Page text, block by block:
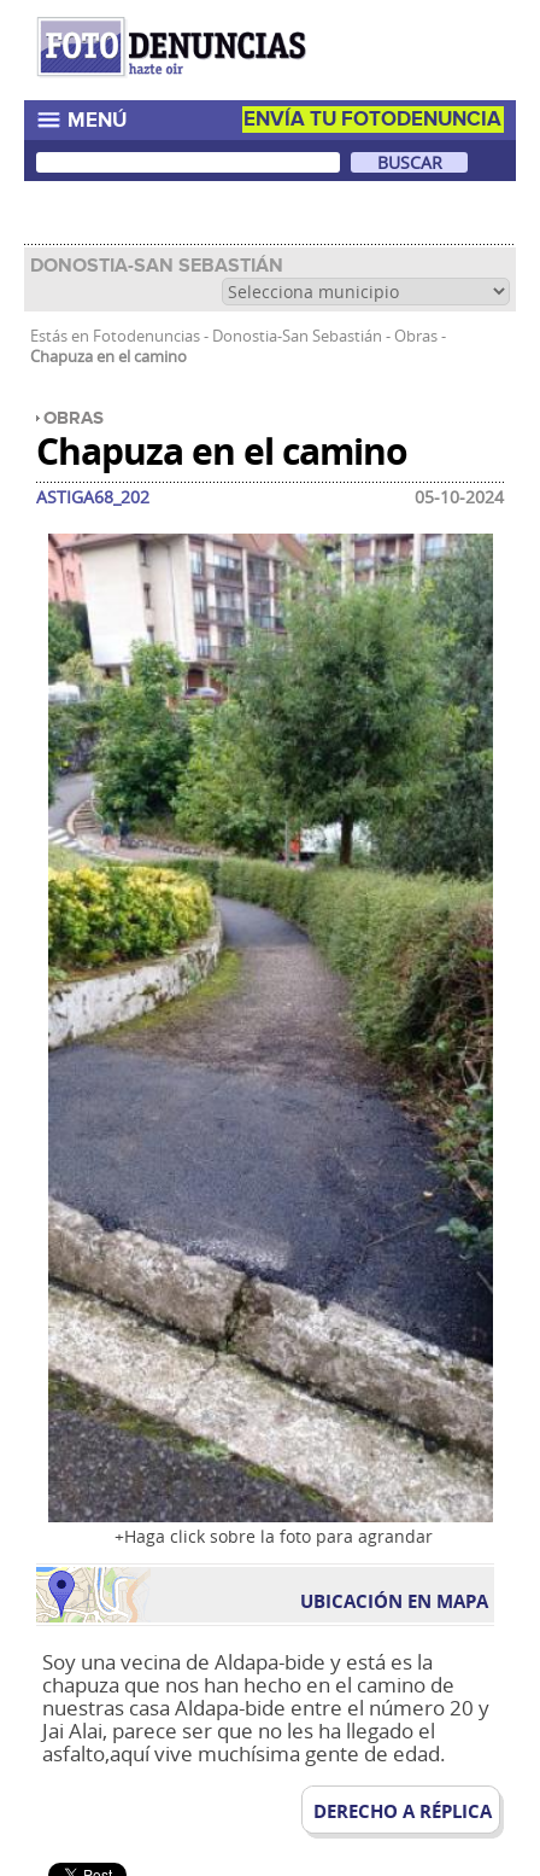
ENVÍA TU FOTODENUNCIA
MENÚ
DONOSTIA-SAN SEBASTIÁN
Estás en Fotodenuncias- Donostia-San Sebastián - Obras-
Chapuza en el camino
OBRAS
Chapuza en el camino
Haga click sobre la foto para agrandar
UBICACIÓN EN MAPA
ASTIGA68_202 05-10-2024
Soy una vecina de Aldapa-bide y está es la
chapuza que nos han hecho en el camino de
nuestras casa Aldapa-bide entre el número 20 y
Jai Alai, parece ser que no les ha llegado el
asfalto,aquí vive muchísima gente de edad.
DERECHO A RÉPLICA